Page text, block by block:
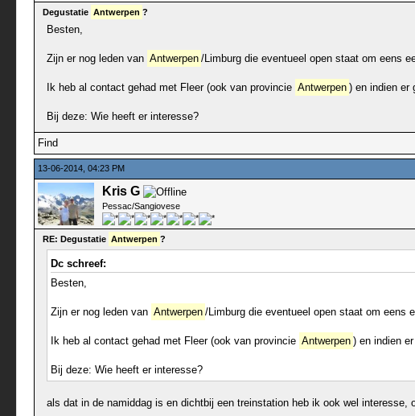
Degustatie Antwerpen ?
Besten,
Zijn er nog leden van Antwerpen /Limburg die eventueel open staat om eens
Ik heb al contact gehad met Fleer (ook van provincie Antwerpen ) en indien er
Bij deze: Wie heeft er interesse?
Find
13-06-2014, 04:23 PM
Kris G
Pessac/Sangiovese
RE: Degustatie Antwerpen ?
Dc schreef:
Besten,
Zijn er nog leden van Antwerpen /Limburg die eventueel open staat om eens
Ik heb al contact gehad met Fleer (ook van provincie Antwerpen ) en indien
Bij deze: Wie heeft er interesse?
als dat in de namiddag is en dichtbij een treinstation heb ik ook wel interesse,